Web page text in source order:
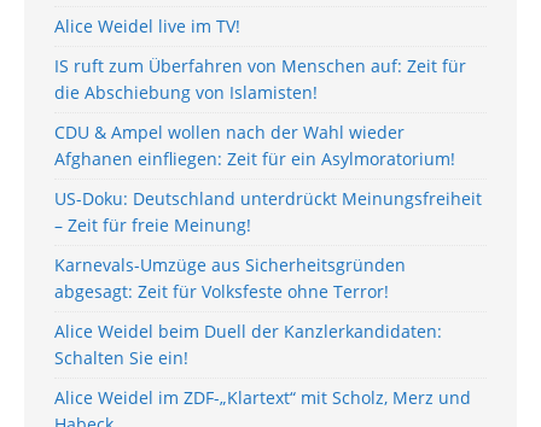
Alice Weidel live im TV!
IS ruft zum Überfahren von Menschen auf: Zeit für
die Abschiebung von Islamisten!
CDU & Ampel wollen nach der Wahl wieder
Afghanen einfliegen: Zeit für ein Asylmoratorium!
US-Doku: Deutschland unterdrückt Meinungsfreiheit
– Zeit für freie Meinung!
Karnevals-Umzüge aus Sicherheitsgründen
abgesagt: Zeit für Volksfeste ohne Terror!
Alice Weidel beim Duell der Kanzlerkandidaten:
Schalten Sie ein!
Alice Weidel im ZDF-„Klartext“ mit Scholz, Merz und